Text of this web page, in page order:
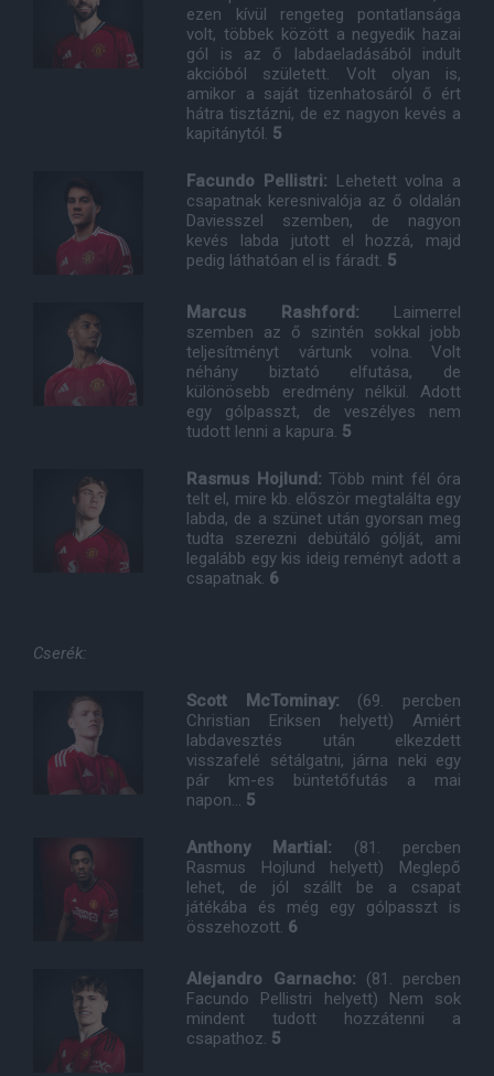
ezen kívül rengeteg pontatlansága
volt, többek között a negyedik hazai
gól is az ő labdaeladásából indult
akcióból született. Volt olyan is,
amikor a saját tizenhatosáról ő ért
hátra tisztázni, de ez nagyon kevés a
kapitánytól. 5
Facundo Pellistri: Lehetett volna a
csapatnak keresnivalója az ő oldalán
Daviesszel szemben, de nagyon
kevés labda jutott el hozzá, majd
pedig láthatóan el is fáradt. 5
Marcus Rashford: Laimerrel
szemben az ő szintén sokkal jobb
teljesítményt vártunk volna. Volt
néhány biztató elfutása, de
különösebb eredmény nélkül. Adott
egy gólpasszt, de veszélyes nem
tudott lenni a kapura. 5
Rasmus Hojlund: Több mint fél óra
telt el, mire kb. először megtalálta egy
labda, de a szünet után gyorsan meg
tudta szerezni debütáló gólját, ami
legalább egy kis ideig reményt adott a
csapatnak. 6
Cserék:
Scott McTominay: (69. percben
Christian Eriksen helyett) Amiért
labdavesztés után elkezdett
visszafelé sétálgatni, járna neki egy
pár km-es büntetőfutás a mai
napon... 5
Anthony Martial: (81. percben
Rasmus Hojlund helyett) Meglepő
lehet, de jól szállt be a csapat
játékába és még egy gólpasszt is
összehozott. 6
Alejandro Garnacho: (81. percben
Facundo Pellistri helyett) Nem sok
mindent tudott hozzátenni a
csapathoz. 5